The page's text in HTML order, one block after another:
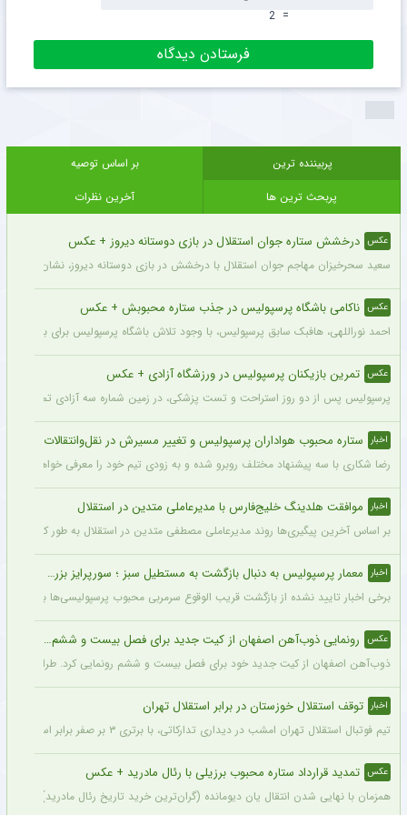
=
2
پربیننده ترین
بر اساس توصیه
پربحث ترین ها
آخرین نظرات
عکس درخشش ستاره جوان استقلال در بازی دوستانه دیروز + عکس
سعید سحرخیزان مهاجم جوان استقلال با درخشش در بازی دوستانه دیروز، نشان داد
عکس ناکامی باشگاه پرسپولیس در جذب ستاره محبوبش + عکس
احمد نوراللهی، هافبک سابق پرسپولیس، با وجود تلاش باشگاه پرسپولیس برای بازگشت
عکس تمرین بازیکنان پرسپولیس در ورزشگاه آزادی + عکس
پرسپولیس پس از دو روز استراحت و تست پزشکی، در زمین شماره سه آزادی تمرین کرد.
اخبار ستاره محبوب هواداران پرسپولیس و تغییر مسیرش در نقل‌وانتقالات
رضا شکاری با سه پیشنهاد مختلف روبرو شده و به زودی تیم خود را معرفی خواهد کرد.
اخبار موافقت هلدینگ خلیج‌فارس با مدیرعاملی متدین در استقلال
بر اساس آخرین پیگیری‌ها روند مدیرعاملی مصطفی متدین در استقلال به طور کامل
اخبار معمار پرسپولیس به دنبال بازگشت به مستطیل سبز ؛ سورپرایز بزرگ در راه است ؟ + جزئیات
برخی اخبار تایید نشده از بازگشت قریب الوقوع سرمربی محبوب پرسپولیسی‌ها به دنیای
عکس رونمایی ذوب‌آهن اصفهان از کیت جدید برای فصل بیست و ششم + عکس
ذوب‌آهن اصفهان از کیت جدید خود برای فصل بیست و ششم رونمایی کرد. طراحی
اخبار توقف استقلال خوزستان در برابر استقلال تهران
تیم فوتبال استقلال تهران امشب در دیداری تدارکاتی، با برتری ۳ بر صفر برابر استقلال خوزستان، با دبل سعید سحرخیزان و گل یاسر آسانی پیروز شد.
عکس تمدید قرارداد ستاره محبوب برزیلی با رئال مادرید + عکس
همزمان با نهایی شدن انتقال یان دیومانده (گران‌ترین خرید تاریخ رئال مادرید)، تمدید قرارداد